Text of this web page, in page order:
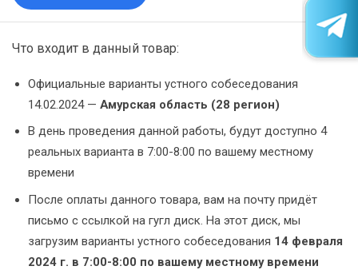
Что входит в данный товар:
Официальные варианты устного собеседования
14.02.2024 — Амурская область (28 регион)
В день проведения данной работы, будут доступно 4
реальных варианта в 7:00-8:00 по вашему местному
времени
После оплаты данного товара, вам на почту придёт
письмо с ссылкой на гугл диск. На этот диск, мы
загрузим варианты устного собеседования 14 февраля
2024 г. в 7:00-8:00 по вашему местному времени